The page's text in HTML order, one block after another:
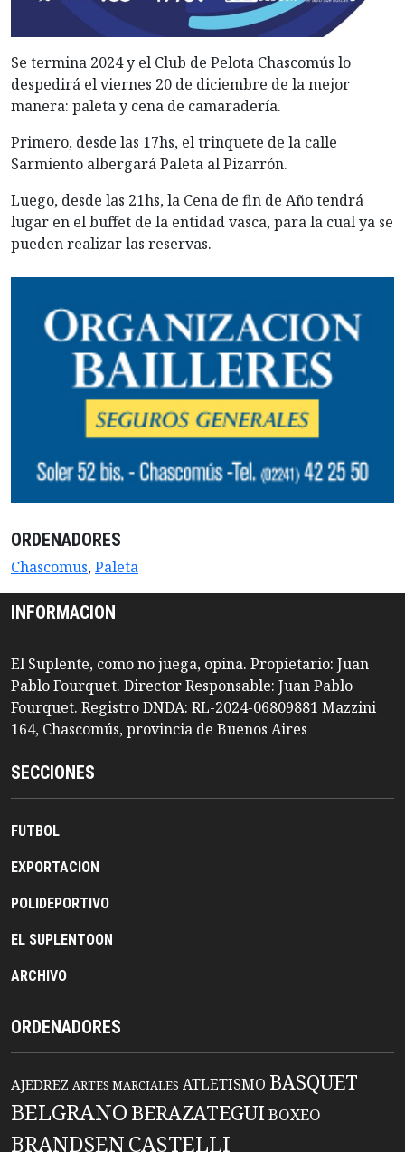
Se termina 2024 y el Club de Pelota Chascomús lo
despedirá el viernes 20 de diciembre de la mejor
manera: paleta y cena de camaradería.
Primero, desde las 17hs, el trinquete de la calle
Sarmiento albergará Paleta al Pizarrón.
Luego, desde las 21hs, la Cena de fin de Año tendrá
lugar en el buffet de la entidad vasca, para la cual ya se
pueden realizar las reservas.
ORDENADORES
Chascomus,Paleta
INFORMACION
El Suplente, como no juega, opina. Propietario: Juan
Pablo Fourquet. Director Responsable: Juan Pablo
Fourquet. Registro DNDA: RL-2024-06809881 Mazzini
164, Chascomús, provincia de Buenos Aires
SECCIONES
FUTBOL
EXPORTACION
POLIDEPORTIVO
EL SUPLENTOON
ARCHIVO
ORDENADORES
AJEDREZ ARTES MARCIALES ATLETISMO BASQUET
BELGRANO BERAZATEGUIBOXEO
BRANDSENCASTELLI